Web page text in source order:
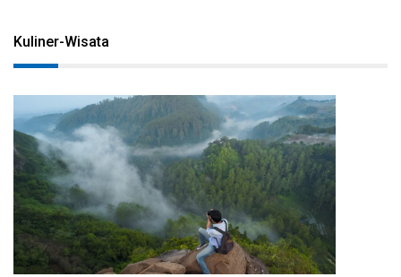
Kuliner-Wisata
2026-08-07 15:00:00